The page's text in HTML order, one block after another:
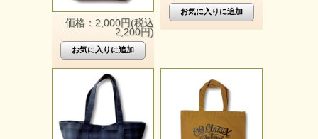
価格：2,000円(税込
2,200円)